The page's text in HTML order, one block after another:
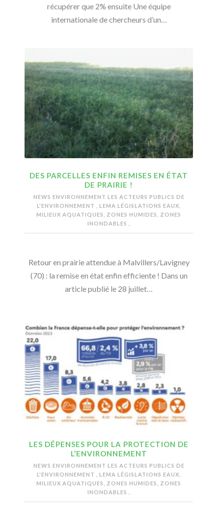
récupérer que 2% ensuite Une équipe
internationale de chercheurs d’un…
DES PARCELLES ENFIN REMISES EN ÉTAT
DE PRAIRIE !
NEWS ENVIRONNEMENT LES ACTEURS PUBLICS DE
L'ENVIRONNEMENT
LEMA LÉGISLATIONS EAUX,
MILIEUX AQUATIQUES, ZONES HUMIDES, ZONES
INONDABLES
Retour en prairie attendue à Malvillers/Lavigney
(70) : la remise en état enfin efficiente ! Dans un
article publié le 28 juillet…
LES DÉPENSES POUR LA PROTECTION DE
L’ENVIRONNEMENT
NEWS ENVIRONNEMENT LES ACTEURS PUBLICS DE
L'ENVIRONNEMENT
LEMA LÉGISLATIONS EAUX,
MILIEUX AQUATIQUES, ZONES HUMIDES, ZONES
INONDABLES